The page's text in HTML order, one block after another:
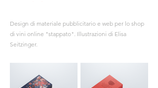
Design di materiale pubblicitario e web per lo shop
di vini online "stappato". Illustrazioni di Elisa
Seitzinger.